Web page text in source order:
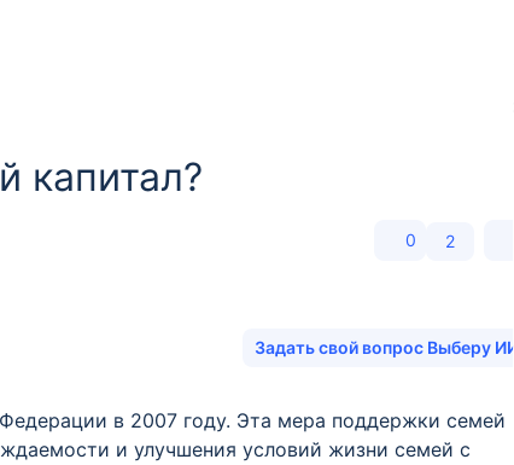
капитал?
0 2
Задать свой вопрос Выберу ИИ
в 2007 году. Эта мера поддержки семей
и улучшения условий жизни семей с